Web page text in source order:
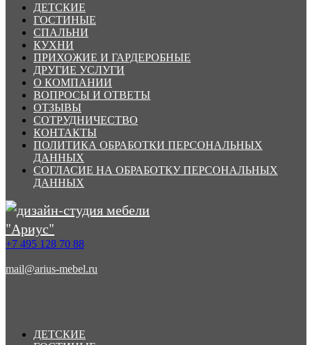
ДЕТСКИЕ
ГОСТИНЫЕ
СПАЛЬНИ
КУХНИ
ПРИХОЖИЕ И ГАРДЕРОБНЫЕ
ДРУГИЕ УСЛУГИ
О КОМПАНИИ
ВОПРОСЫ И ОТВЕТЫ
ОТЗЫВЫ
СОТРУДНИЧЕСТВО
КОНТАКТЫ
ПОЛИТИКА ОБРАБОТКИ ПЕРСОНАЛЬНЫХ
ДАННЫХ
СОГЛАСИЕ НА ОБРАБОТКУ ПЕРСОНАЛЬНЫХ
ДАННЫХ
+7 495 128 70 88
mail@arius-mebel.ru
ДЕТСКИЕ